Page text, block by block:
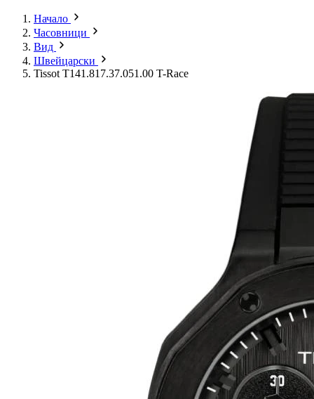
Начало
Часовници
Вид
Швейцарски
Tissot T141.817.37.051.00 T-Race